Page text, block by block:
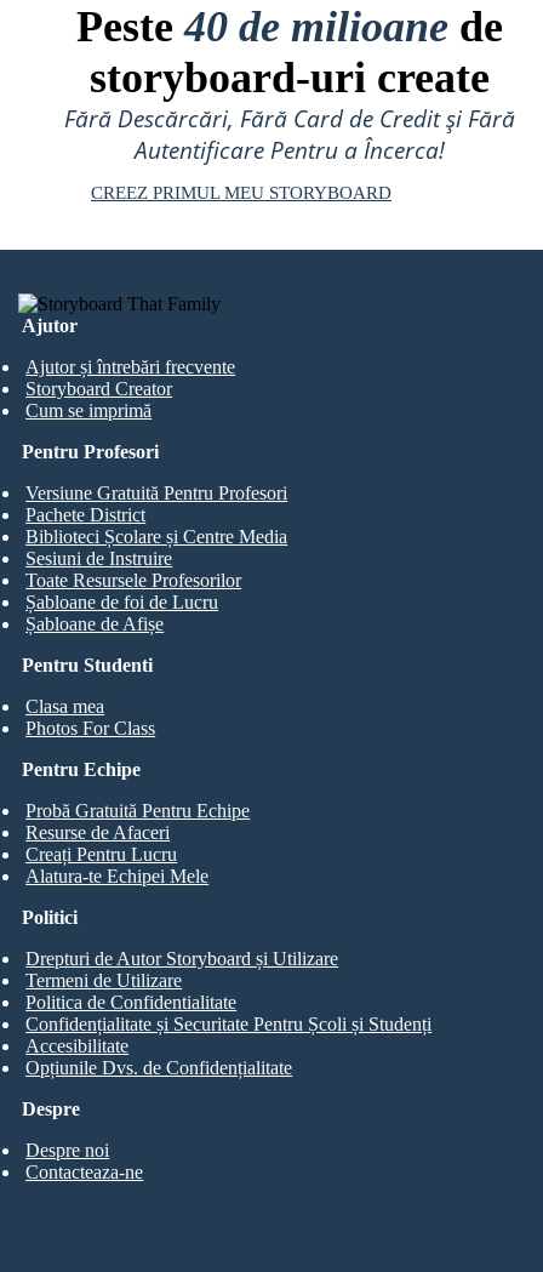
Peste40 de milioane de
storyboard-uri create
Fără Descărcări, Fără Card de Credit și Fără
Autentificare Pentru a Încerca!
CREEZ PRIMUL MEU STORYBOARD
Ajutor
Ajutor și întrebări frecvente
Storyboard Creator
Cum se imprimă
Pentru Studenti
Clasa mea
Photos For Class
Pentru Profesori
Versiune Gratuită Pentru Profesori
Pachete District
Biblioteci Școlare și Centre Media
Sesiuni de Instruire
Toate Resursele Profesorilor
Șabloane de foi de Lucru
Șabloane de Afișe
Pentru Echipe
Probă Gratuită Pentru Echipe
Resurse de Afaceri
Creați Pentru Lucru
Alatura-te Echipei Mele
Despre
Despre noi
Contacteaza-ne
Politici
Drepturi de Autor Storyboard și Utilizare
Termeni de Utilizare
Politica de Confidentialitate
Confidențialitate și Securitate Pentru Școli și Studenți
Accesibilitate
Opțiunile Dvs. de Confidențialitate